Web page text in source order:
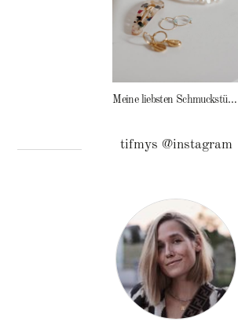
Meine liebsten Schmuckstücke
tifmys @instagram